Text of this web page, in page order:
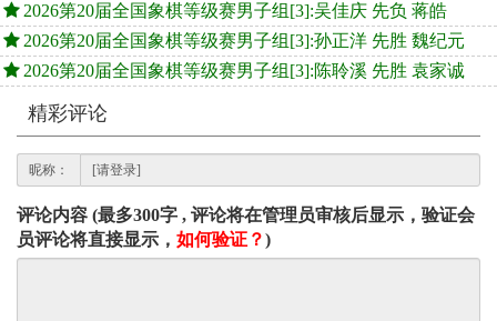
2026第20届全国象棋等级赛男子组[3]:吴佳庆 先负 蒋皓
2026第20届全国象棋等级赛男子组[3]:孙正洋 先胜 魏纪元
2026第20届全国象棋等级赛男子组[3]:陈聆溪 先胜 袁家诚
精彩评论
昵称：
评论内容 (最多300字 , 评论将在管理员审核后显示，验证会
员评论将直接显示， 如何验证？)